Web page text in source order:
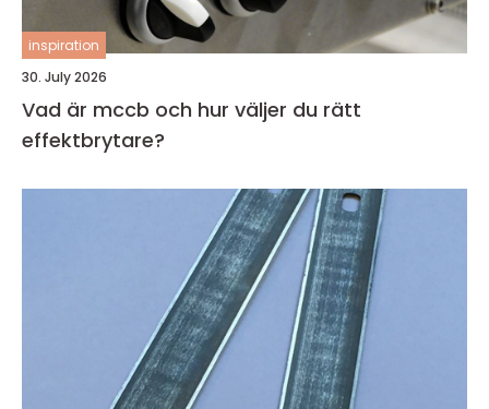
inspiration
30. July 2026
Vad är mccb och hur väljer du rätt
effektbrytare?